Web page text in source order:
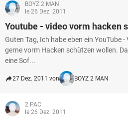
BOYZ 2 MAN
le 26 Dez. 2011
Youtube - video vorm hacken
Guten Tag, Ich habe eben ein YouTube
gerne vorm Hacken schützen wollen.
eine Sof...
27 Dez. 2011 von BOYZ 2 MAN
2 PAC
le 26 Dez. 2011